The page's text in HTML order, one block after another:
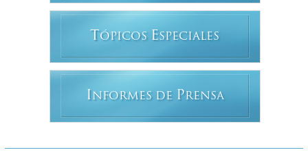
T ÓPICOS ESPECIALES
INFORMES DE PRENSA